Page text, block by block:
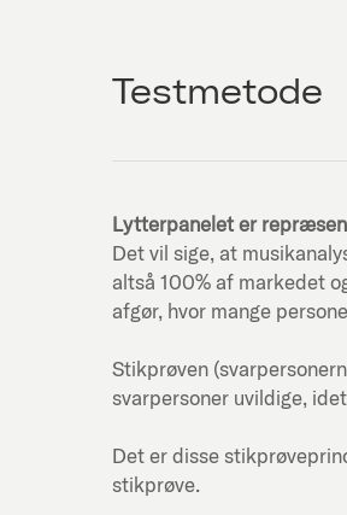
Testmetode
Lytterpanelet er
Det vil sige, at
altså 100% af markedet
afgør, hvor mange
Stikprøven
svarpersoner uvildige,
Det er disse
stikprøve.